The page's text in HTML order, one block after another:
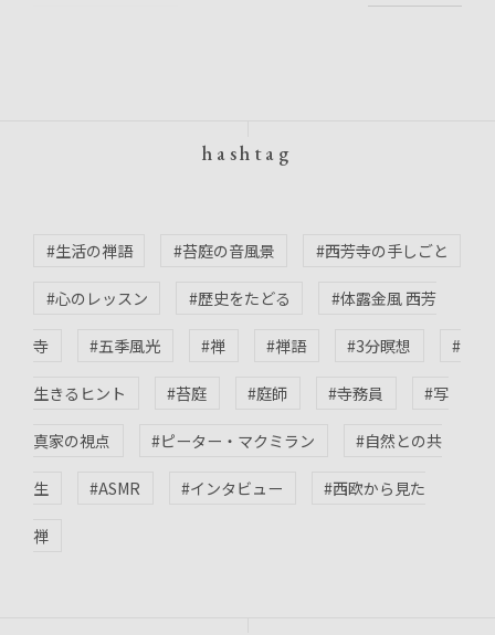
hashtag
#生活の禅語 #苔庭の音風景 #西芳寺の手しごと
#心のレッスン #歴史をたどる #体露金風 西芳
寺 #五季風光 #禅 #禅語 #3分瞑想 #
生きるヒント #苔庭 #庭師 #寺務員 #写
真家の視点 #ピーター・マクミラン #自然との共
生 #ASMR #インタビュー #西欧から見た
禅